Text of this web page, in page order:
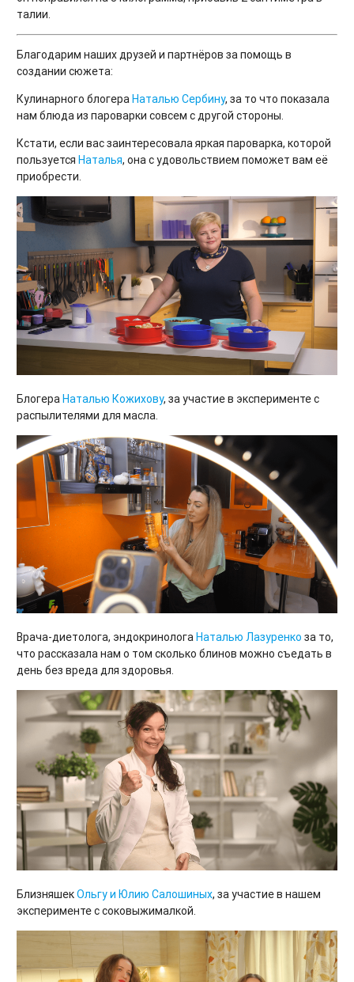
талии.
Благодарим наших друзей и партнёров за помощь в
создании сюжета:
Кулинарного блогераНаталью Сербину, за то что показала
нам блюда из пароварки совсем с другой стороны.
Кстати, если вас заинтересовала яркая пароварка, которой
пользуется Наталья, она с удовольствием поможет вам её
приобрести.
Блогера Наталью Кожихову, за участие в эксперименте с
распылителями для масла.
Врача-диетолога, эндокринологаНаталью Лазуренко за то,
что рассказала нам о том сколько блинов можно съедать в
день без вреда для здоровья.
БлизняшекОльгу и Юлию Салошиных, за участие в нашем
эксперименте с соковыжималкой.